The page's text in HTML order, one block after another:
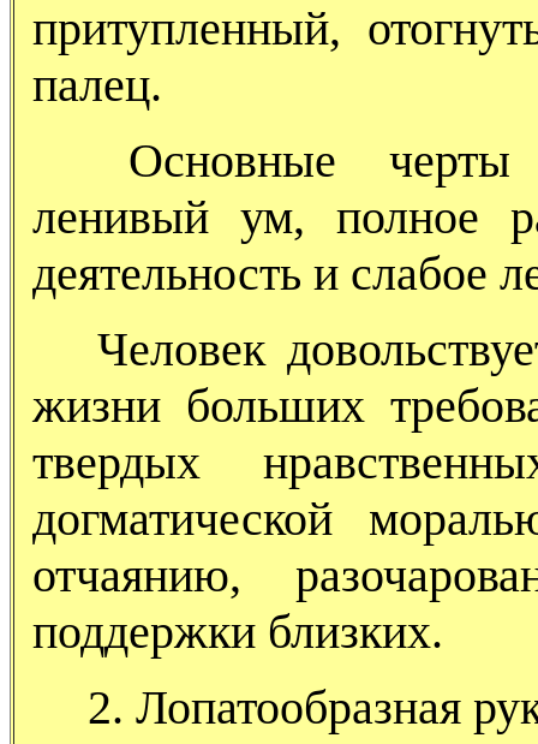
притупленный,
палец.
Основные черты
ленивый ум, полное
деятельность и слабое
Человек
жизни больших
твердых
догматической
отчаянию,
поддержки близких.
2. Лопатообразная